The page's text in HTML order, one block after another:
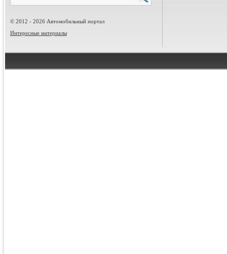
© 2012 - 2026 Автомобильный портал
Интересные материалы